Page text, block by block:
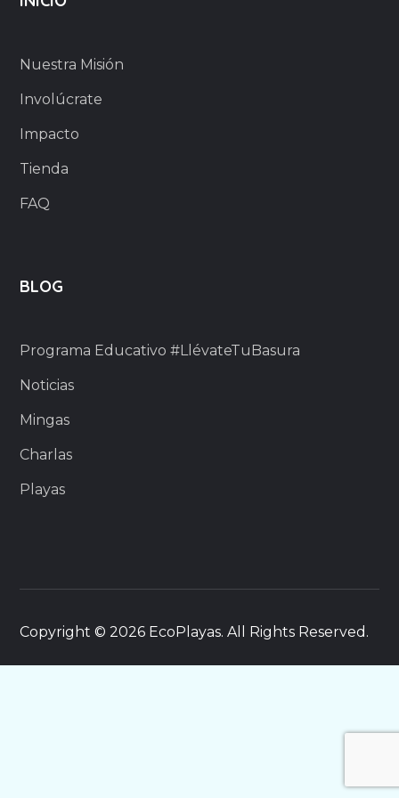
Nuestra Misión
Involúcrate
Impacto
Tienda
FAQ
BLOG
Programa Educativo #LlévateTuBasura
Noticias
Mingas
Charlas
Playas
Copyright © 2026 EcoPlayas. All Rights Reserved.